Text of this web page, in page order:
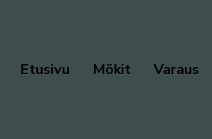
Etusivu Mökit Varaus